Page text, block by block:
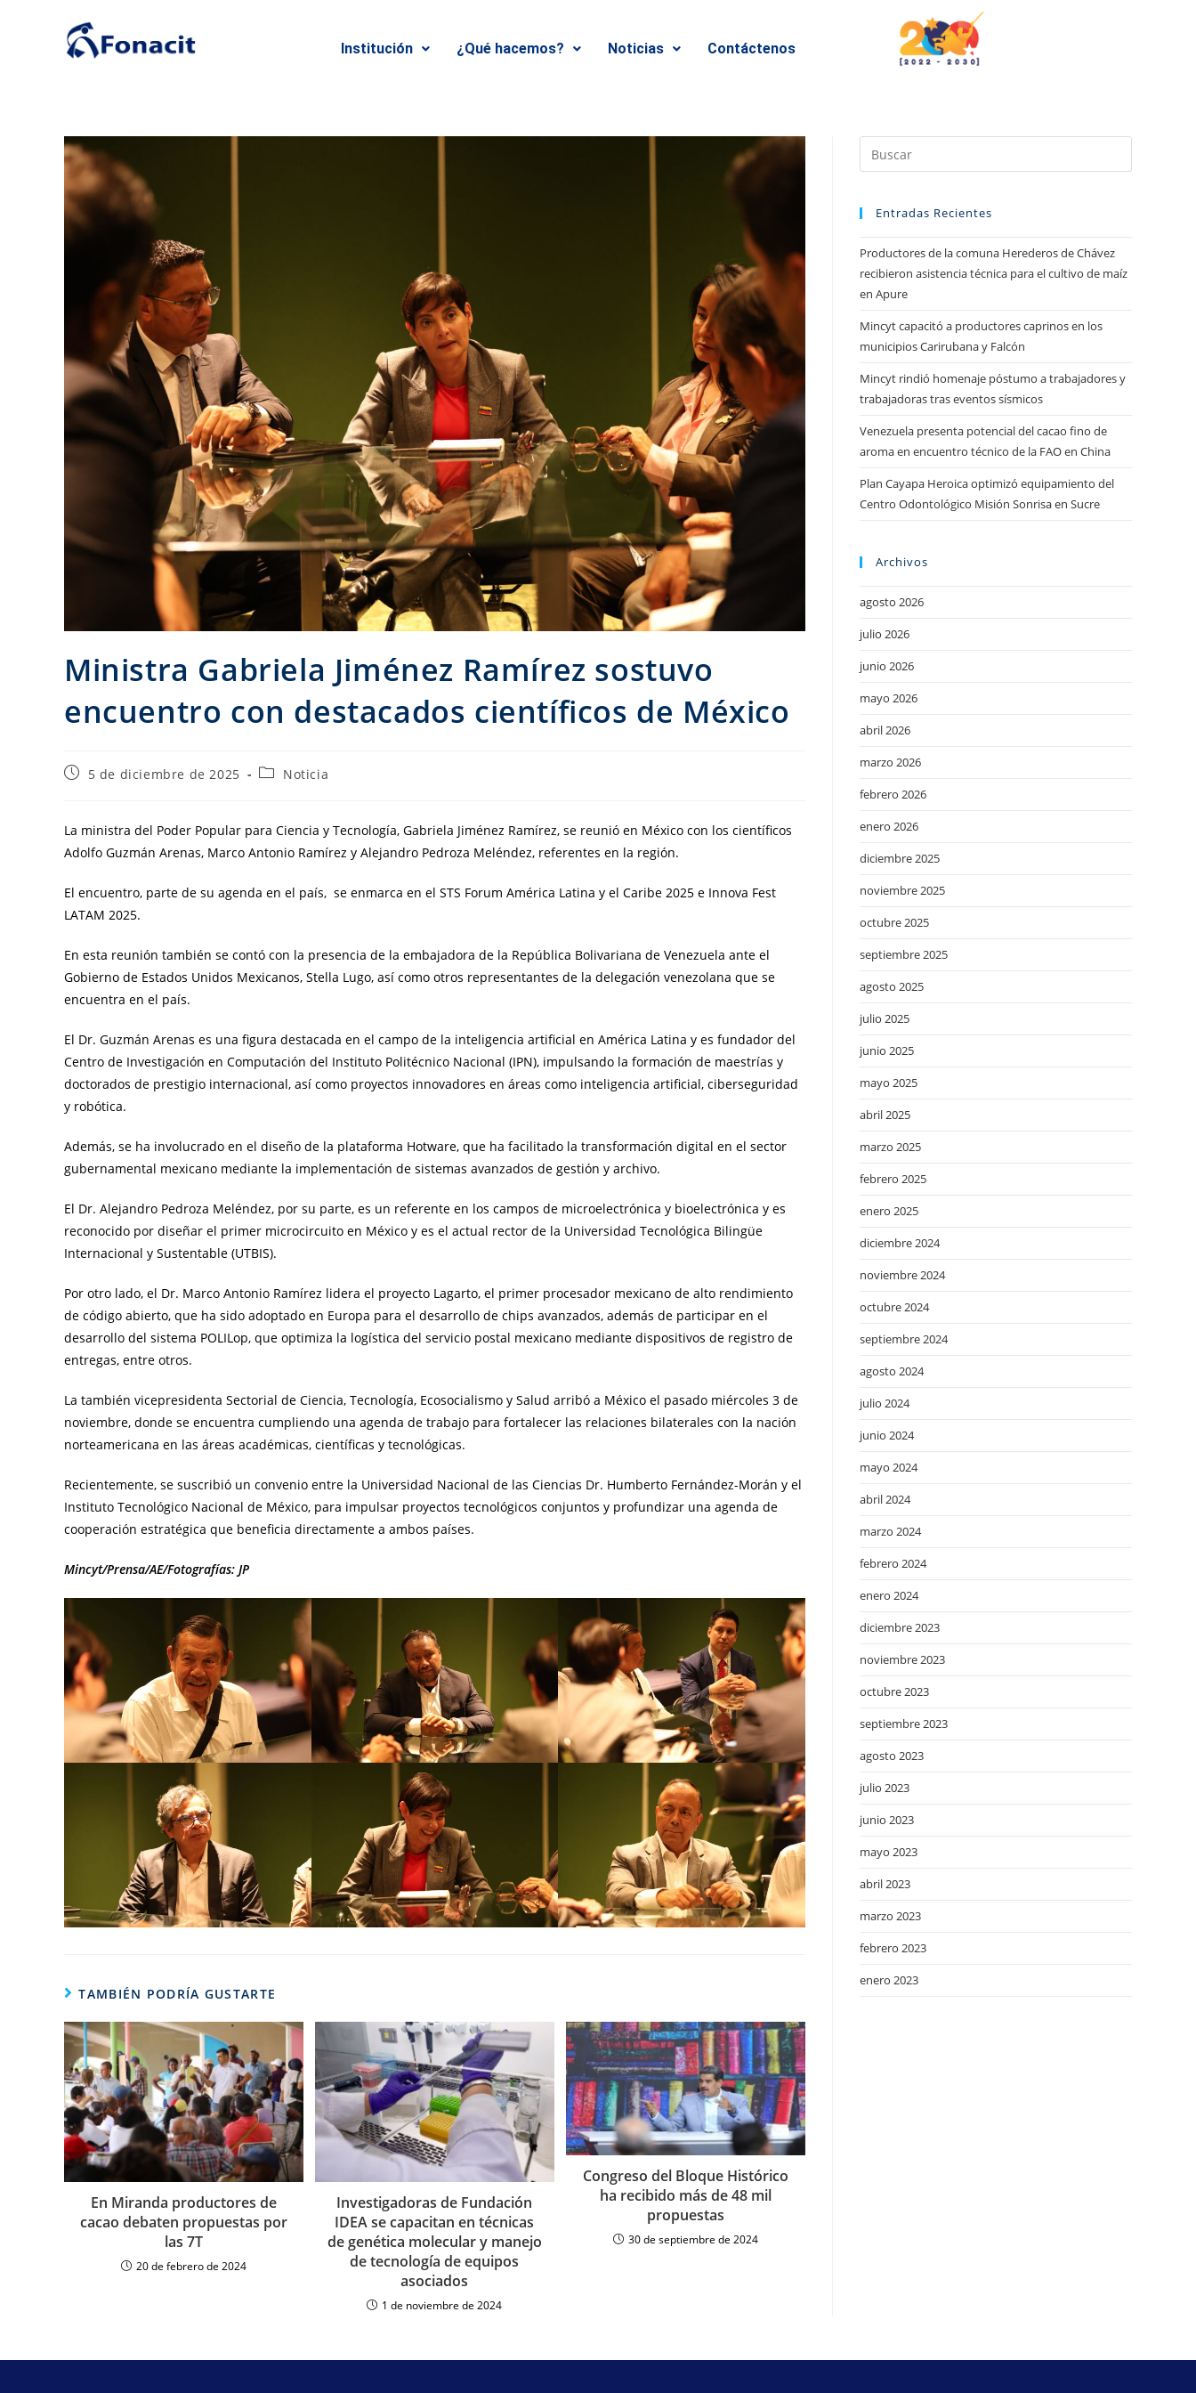
Institución ¿Qué hacemos? Noticias Contáctenos
Ministra Gabriela Jiménez Ramírez sostuvo
encuentro con destacados científicos de México
5 de diciembre de 2025 Noticia
La ministra del Poder Popular para Ciencia y Tecnología, Gabriela Jiménez Ramírez, se reunió en México con los científicos
Adolfo Guzmán Arenas, Marco Antonio Ramírez y Alejandro Pedroza Meléndez, referentes en la región.
El encuentro, parte de su agenda en el país, se enmarca en el STS Forum América Latina y el Caribe 2025 e Innova Fest
LATAM 2025.
En esta reunión también se contó con la presencia de la embajadora de la República Bolivariana de Venezuela ante el
Gobierno de Estados Unidos Mexicanos, Stella Lugo, así como otros representantes de la delegación venezolana que se
encuentra en el país.
El Dr. Guzmán Arenas es una figura destacada en el campo de la inteligencia artificial en América Latina y es fundador del
Centro de Investigación en Computación del Instituto Politécnico Nacional (IPN), impulsando la formación de maestrías y
doctorados de prestigio internacional, así como proyectos innovadores en áreas como inteligencia artificial, ciberseguridad
y robótica.
Además, se ha involucrado en el diseño de la plataforma Hotware, que ha facilitado la transformación digital en el sector
gubernamental mexicano mediante la implementación de sistemas avanzados de gestión y archivo.
El Dr. Alejandro Pedroza Meléndez, por su parte, es un referente en los campos de microelectrónica y bioelectrónica y es
reconocido por diseñar el primer microcircuito en México y es el actual rector de la Universidad Tecnológica Bilingüe
Internacional y Sustentable (UTBIS).
Por otro lado, el Dr. Marco Antonio Ramírez lidera el proyecto Lagarto, el primer procesador mexicano de alto rendimiento
de código abierto, que ha sido adoptado en Europa para el desarrollo de chips avanzados, además de participar en el
desarrollo del sistema POLILop, que optimiza la logística del servicio postal mexicano mediante dispositivos de registro de
entregas, entre otros.
La también vicepresidenta Sectorial de Ciencia, Tecnología, Ecosocialismo y Salud arribó a México el pasado miércoles 3 de
noviembre, donde se encuentra cumpliendo una agenda de trabajo para fortalecer las relaciones bilaterales con la nación
norteamericana en las áreas académicas, científicas y tecnológicas.
Recientemente, se suscribió un convenio entre la Universidad Nacional de las Ciencias Dr. Humberto Fernández-Morán y el
Instituto Tecnológico Nacional de México, para impulsar proyectos tecnológicos conjuntos y profundizar una agenda de
cooperación estratégica que beneficia directamente a ambos países.
Mincyt/Prensa/AE/Fotografías: JP
TAMBIÉN PODRÍA GUSTARTE
En Miranda productores de
cacao debaten propuestas por
las 7T
20 de febrero de 2024
Investigadoras de Fundación
IDEA se capacitan en técnicas
de genética molecular y manejo
de tecnología de equipos
asociados
1 de noviembre de 2024
Congreso del Bloque Histórico
ha recibido más de 48 mil
propuestas
30 de septiembre de 2024
Entradas Recientes
Productores de la comuna Herederos de Chávez
recibieron asistencia técnica para el cultivo de maíz
en Apure
Mincyt capacitó a productores caprinos en los
municipios Carirubana y Falcón
Mincyt rindió homenaje póstumo a trabajadores y
trabajadoras tras eventos sísmicos
Venezuela presenta potencial del cacao fino de
aroma en encuentro técnico de la FAO en China
Plan Cayapa Heroica optimizó equipamiento del
Centro Odontológico Misión Sonrisa en Sucre
Archivos
agosto 2026
julio 2026
junio 2026
mayo 2026
abril 2026
marzo 2026
febrero 2026
enero 2026
diciembre 2025
noviembre 2025
octubre 2025
septiembre 2025
agosto 2025
julio 2025
junio 2025
mayo 2025
abril 2025
marzo 2025
febrero 2025
enero 2025
diciembre 2024
noviembre 2024
octubre 2024
septiembre 2024
agosto 2024
julio 2024
junio 2024
mayo 2024
abril 2024
marzo 2024
febrero 2024
enero 2024
diciembre 2023
noviembre 2023
octubre 2023
septiembre 2023
agosto 2023
julio 2023
junio 2023
mayo 2023
abril 2023
marzo 2023
febrero 2023
enero 2023